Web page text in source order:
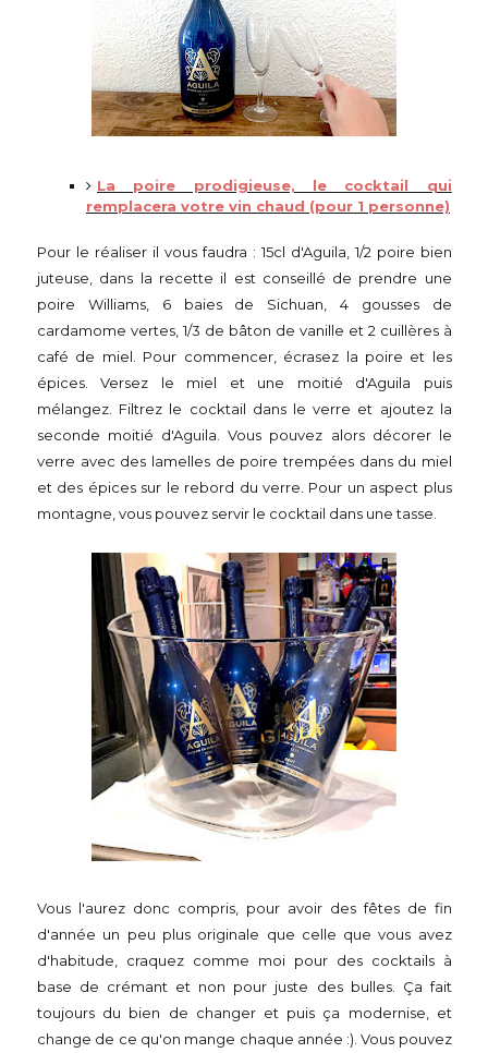
La poire prodigieuse, le cocktail qui
remplacera votre vin chaud (pour 1 personne)
Pour le réaliser il vous faudra : 15cl d'Aguila, 1/2 poire bien
juteuse, dans la recette il est conseillé de prendre une
poire Williams, 6 baies de Sichuan, 4 gousses de
cardamome vertes, 1/3 de bâton de vanille et 2 cuillères à
café de miel. Pour commencer, écrasez la poire et les
épices. Versez le miel et une moitié d'Aguila puis
mélangez. Filtrez le cocktail dans le verre et ajoutez la
seconde moitié d'Aguila. Vous pouvez alors décorer le
verre avec des lamelles de poire trempées dans du miel
et des épices sur le rebord du verre. Pour un aspect plus
montagne, vous pouvez servir le cocktail dans une tasse.
Vous l'aurez donc compris, pour avoir des fêtes de fin
d'année un peu plus originale que celle que vous avez
d'habitude, craquez comme moi pour des cocktails à
base de crémant et non pour juste des bulles. Ça fait
toujours du bien de changer et puis ça modernise, et
change de ce qu'on mange chaque année :). Vous pouvez